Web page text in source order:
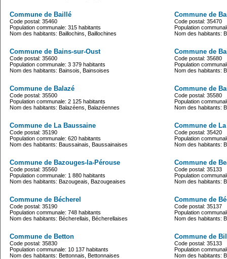
Commune de Baillé
Code postal: 35460
Population communale: 315 habitants
Nom des habitants: Baillochins, Baillochines
Commune de
Code postal: 35470
Population
Nom des habitants:
Commune de Bains-sur-Oust
Code postal: 35600
Population communale: 3 379 habitants
Nom des habitants: Bainsois, Bainsoises
Commune de
Code postal: 35680
Population
Nom des habitants:
Commune de Balazé
Code postal: 35500
Population communale: 2 125 habitants
Nom des habitants: Balazéens, Balazéennes
Commune de
Code postal: 35580
Population
Nom des habitants:
Commune de La Baussaine
Code postal: 35190
Population communale: 620 habitants
Nom des habitants: Baussainais, Baussainaises
Commune de
Code postal: 35420
Population
Nom des habitants:
Commune de Bazouges-la-Pérouse
Code postal: 35560
Population communale: 1 880 habitants
Nom des habitants: Bazougeais, Bazougeaises
Commune de
Code postal: 35133
Population
Nom des habitants:
Commune de Bécherel
Code postal: 35190
Population communale: 748 habitants
Nom des habitants: Bécherellais, Bécherellaises
Commune de
Code postal: 35137
Population
Nom des habitants:
Commune de Betton
Code postal: 35830
Population communale: 10 137 habitants
Nom des habitants: Bettonnais, Bettonnaises
Commune de
Code postal: 35133
Population
Nom des habitants: